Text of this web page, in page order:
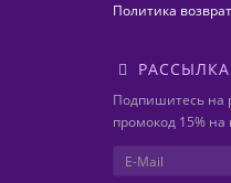
Политика
РАССЫЛКА
Подпишитесь на
промокод 15% на